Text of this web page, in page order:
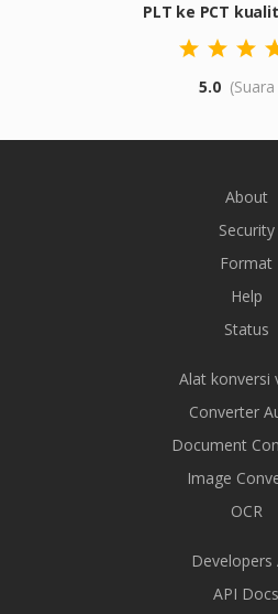
PLT ke PCT
5.0
About
Security
Format
Help
Status
Alat konversi
Converter
Document
Image
OCR
Developers
API Docs